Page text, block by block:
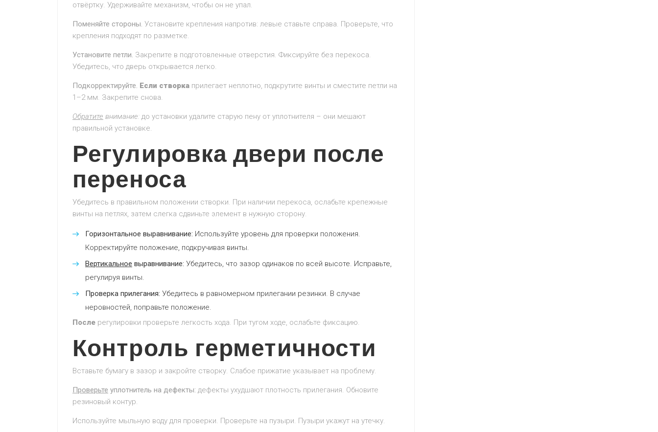
отвёртку. Удерживайте механизм, чтобы он не упал.
Поменяйте стороны. Установите крепления напротив: левые ставьте справа. Проверьте, что
крепления подходят по разметке.
Установите петли. Закрепите в подготовленные отверстия. Фиксируйте без перекоса.
Убедитесь, что дверь открывается легко.
Подкорректируйте. Если створка прилегает неплотно, подкрутите винты и сместите петли на
1–2 мм. Закрепите снова.
Обратите внимание: до установки удалите старую пену от уплотнителя – они мешают
правильной установке.
Регулировка двери после
переноса
Убедитесь в правильном положении створки. При наличии перекоса, ослабьте крепежные
винты на петлях, затем слегка сдвиньте элемент в нужную сторону.
Горизонтальное выравнивание: Используйте уровень для проверки положения.
Корректируйте положение, подкручивая винты.
Вертикальное выравнивание: Убедитесь, что зазор одинаков по всей высоте. Исправьте,
регулируя винты.
Проверка прилегания: Убедитесь в равномерном прилегании резинки. В случае
неровностей, поправьте положение.
После регулировки проверьте легкость хода. При тугом ходе, ослабьте фиксацию.
Контроль герметичности
Вставьте бумагу в зазор и закройте створку. Слабое прижатие указывает на проблему.
Проверьте уплотнитель на дефекты: дефекты ухудшают плотность прилегания. Обновите
резиновый контур.
Используйте мыльную воду для проверки. Проверьте на пузыри. Пузыри укажут на утечку.